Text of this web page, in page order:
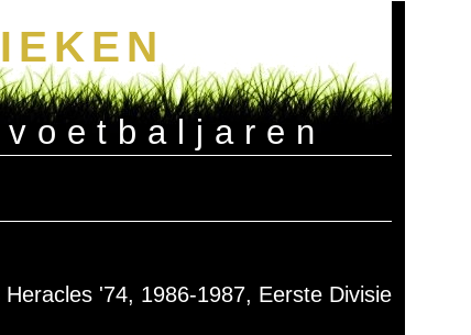
Heracles '74, 1986-1987, Eerste Divisie